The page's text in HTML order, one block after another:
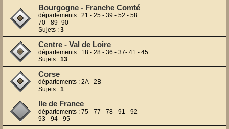
Bourgogne - Franche Comté
départements : 21 - 25 - 39 - 52 - 58
70 - 89- 90
Sujets : 3
Centre - Val de Loire
départements : 18 - 28 - 36 - 37- 41 - 45
Sujets : 13
Corse
départements : 2A - 2B
Sujets : 1
Ile de France
départements : 75 - 77 - 78 - 91 - 92
93 - 94 - 95